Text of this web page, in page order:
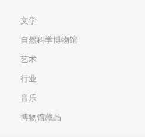
文学
自然科学博物馆
艺术
行业
音乐
博物馆藏品